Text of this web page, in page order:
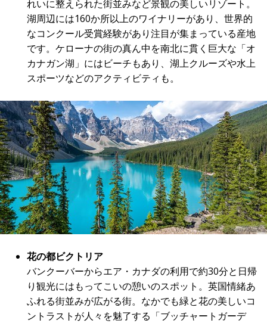
れいに整えられた街並みなど景観の美しいリゾート。
湖周辺には160か所以上のワイナリーがあり、世界的
なコンクール受賞経験があり注目が集まっている産地
です。ケローナの街の真ん中を南北に貫く巨大な「オ
カナガン湖」にはビーチもあり、湖上クルーズや水上
スポーツなどのアクティビティも。
花の都ビクトリア
バンクーバーからエア・カナダの利用で約30分と日帰
り観光にはもってこいの憩いのスポット。英国情緒あ
ふれる街並みが広がる街。なかでも緑と花の美しいコ
ントラストが人々を魅了する「ブッチャートガーデ